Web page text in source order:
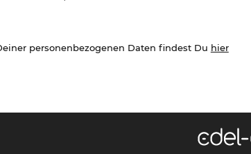
personenbezogenen Daten findest Du hier